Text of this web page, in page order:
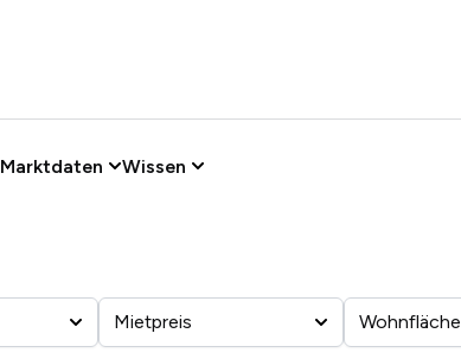
Marktdaten Wissen
Mietpreis Wohnfläche